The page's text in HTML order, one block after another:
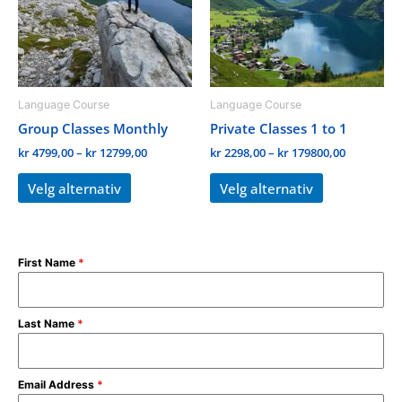
Language Course
Group Classes Monthly
kr4799,00– kr 12799,00
Velg alternativ
varianter.
Alternativene
kan
velges
Language Course
Private Classes 1 to 1
kr2298,00– kr 179800,00
Velg alternativ
varianter.
Alternativene
kan
velges
First Name *
Last Name *
Email Address *